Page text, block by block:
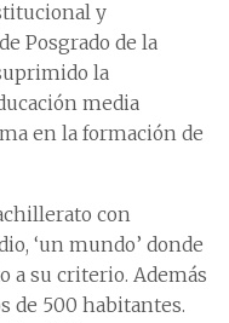
y
Posgrado de la
la
media
en la formación de
con
‘un mundo’ donde
a su criterio. Además
de 500 habitantes.